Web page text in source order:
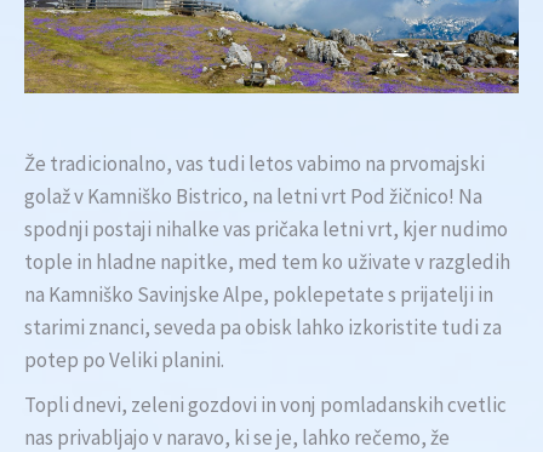
Že tradicionalno, vas tudi letos vabimo na prvomajski
golaž v Kamniško Bistrico, na letni vrt Pod žičnico! Na
spodnji postaji nihalke vas pričaka letni vrt, kjer nudimo
tople in hladne napitke, med tem ko uživate v razgledih
na Kamniško Savinjske Alpe, poklepetate s prijatelji in
starimi znanci, seveda pa obisk lahko izkoristite tudi za
potep po Veliki planini.
Topli dnevi, zeleni gozdovi in vonj pomladanskih cvetlic
nas privabljajo v naravo, ki se je, lahko rečemo, že